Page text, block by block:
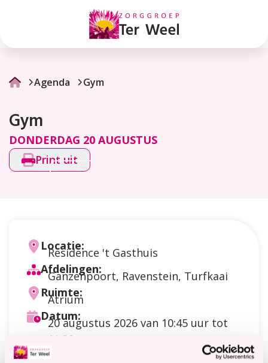
Agenda Gym
Gym
DONDERDAG 20 AUGUSTUS
Print uit
Locatie:
Residence 't Gasthuis
Afdelingen:
Ganzenpoort, Ravenstein, Turfkaai
Ruimte:
Atrium
Datum:
20 augustus 2026van 10:45 uur tot
11:30 uur
Doelgroep: